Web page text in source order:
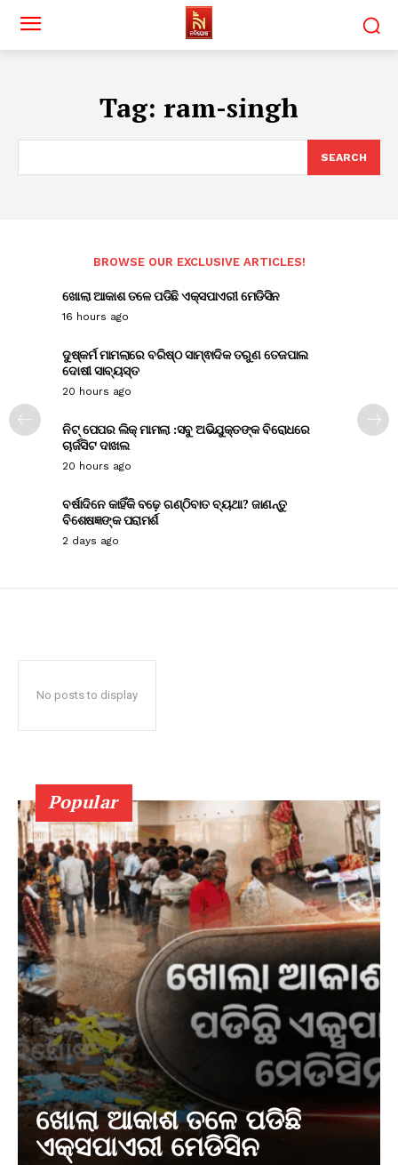
Tag: ram-singh
SEARCH
BROWSE OUR EXCLUSIVE ARTICLES!
ଖୋଲା ଆକାଶ ତଳେ ପଡିଛି ଏକ୍ସପାଏରୀ ମେଡିସିନ
16 hours ago
ଦୁଷ୍କର୍ମ ମାମଲାରେ ବରିଷ୍ଠ ସାମ୍ଵାଦିକ ତରୁଣ ତେଜପାଲ
ଦୋଷୀ ସାବ୍ୟସ୍ତ
20 hours ago
ନିଟ୍ ପେପର ଲିକ୍ ମାମଲା :ସବୁ ଅଭିଯୁକ୍ତଙ୍କ ବିରୋଧରେ
ଚାର୍ଜସିଟ ଦାଖଲ
20 hours ago
ବର୍ଷାଦିନେ କାହିଁକି ବଢ଼େ ଗଣ୍ଠିବାତ ବ୍ୟଥା? ଜାଣନ୍ତୁ
ବିଶେଷଜ୍ଞଙ୍କ ପରାମର୍ଶ
2 days ago
No posts to display
Popular
ଖୋଲା ଆକାଶ ତଳେ ପଡିଛି
ଏକ୍ସପାଏରୀ ମେଡିସିନ